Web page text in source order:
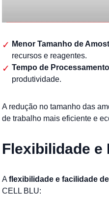
Menor Tamanho de
recursos e reagentes.
Tempo de
produtividade.
A redução no tamanho das
de trabalho mais eficiente e
Flexibilidade e
Aflexibilidade e facilidade
CELL BLU: